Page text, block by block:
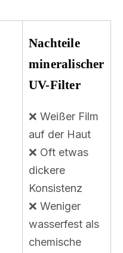
Nachteile
mineralischer
UV-Filter
❌ Weißer Film
auf der Haut
❌ Oft etwas
dickere
Konsistenz
❌ Weniger
wasserfest als
chemische